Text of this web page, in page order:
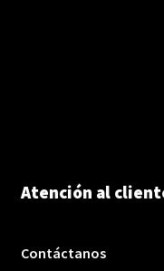
Atención al
Contáctanos